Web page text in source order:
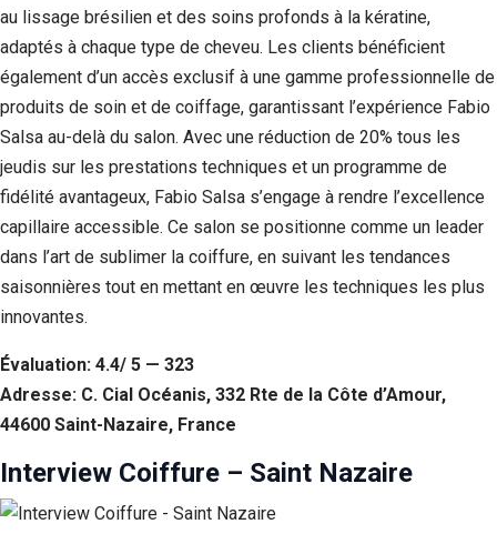
au lissage brésilien et des soins profonds à la kératine,
adaptés à chaque type de cheveu. Les clients bénéficient
également d’un accès exclusif à une gamme professionnelle de
produits de soin et de coiffage, garantissant l’expérience Fabio
Salsa au-delà du salon. Avec une réduction de 20% tous les
jeudis sur les prestations techniques et un programme de
fidélité avantageux, Fabio Salsa s’engage à rendre l’excellence
capillaire accessible. Ce salon se positionne comme un leader
dans l’art de sublimer la coiffure, en suivant les tendances
saisonnières tout en mettant en œuvre les techniques les plus
innovantes.
Évaluation: 4.4/ 5 — 323
Adresse: C. Cial Océanis, 332 Rte de la Côte d’Amour,
44600 Saint-Nazaire, France
Interview Coiffure – Saint Nazaire